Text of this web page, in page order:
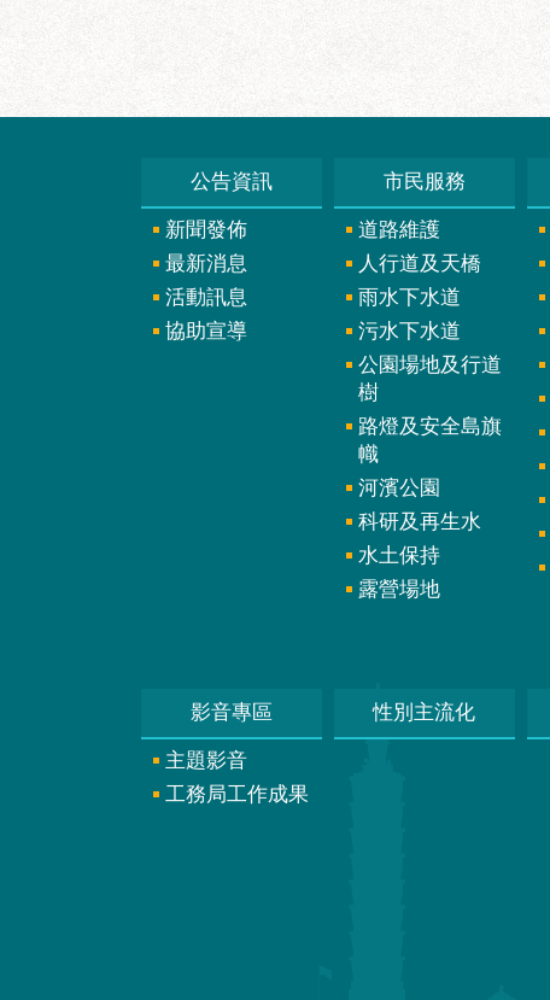
公告資訊
新聞發佈
最新消息
活動訊息
協助宣導
市民服務
道路維護
人行道及天橋
雨水下水道
污水下水道
公園場地及行道
樹
路燈及安全島旗
幟
河濱公園
科研及再生水
水土保持
露營場地
影音專區
主題影音
工務局工作成果
性別主流化